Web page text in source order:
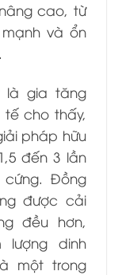
cao, từ
và ổn
là gia tăng
tế cho thấy,
pháp hữu
đến 3 lần
Đồng
được cải
đều hơn,
dinh
một trong